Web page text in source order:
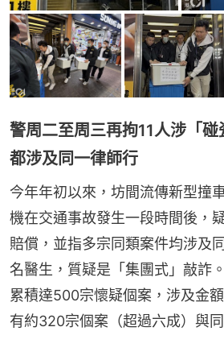
警周二至周三再拘11人涉「
都涉及同一律師行
今年年初以來，坊間流傳新型撞
機在交通事故發生一段時間後，
賠償，並指多宗同類案件均涉及
名醫生，質疑是「集團式」敲詐
累積達500宗懷疑個案，涉及金
有約320宗個案（超過六成）與